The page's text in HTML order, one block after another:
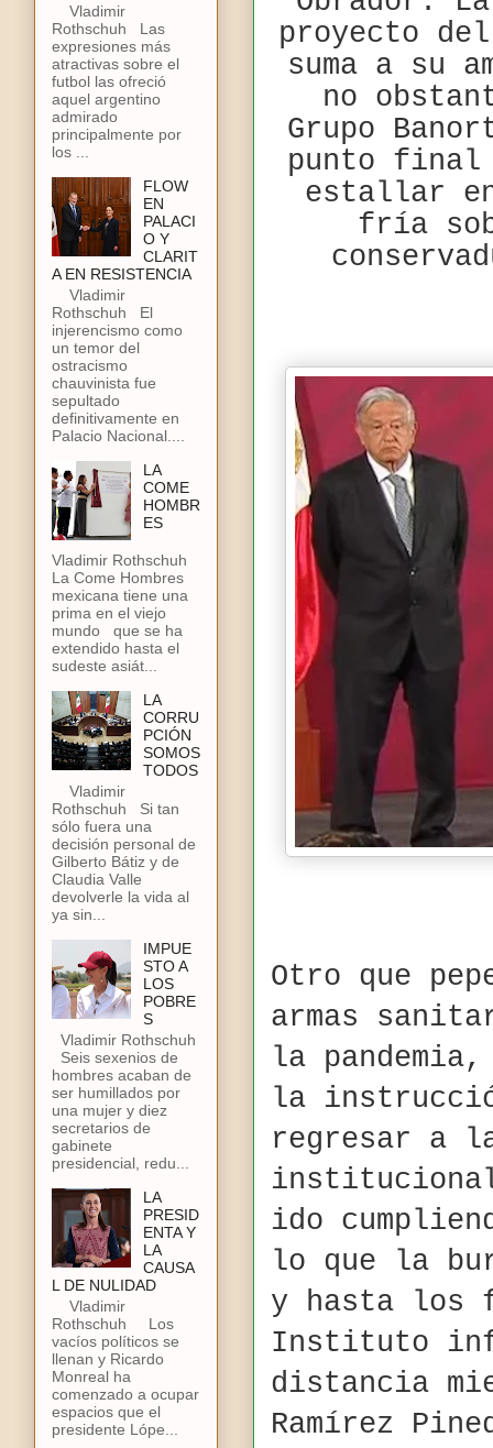
proyecto
suma a su
no
Grupo
punto final
estallar en
fría
Otro que
armas
la
la
regresar a
ido
lo que la
y hasta los
Instituto
distancia
Ramírez
Vladimir
Rothschuh Las
expresiones más
atractivas sobre el
futbol las ofreció
aquel argentino
admirado
principalmente por
los ...
FLOW
EN
PALACI
O Y
CLARIT
A EN RESISTENCIA
Vladimir
Rothschuh El
injerencismo como
un temor del
ostracismo
chauvinista fue
sepultado
definitivamente en
Palacio Nacional....
LA
COME
HOMBR
ES
Vladimir Rothschuh
La Come Hombres
mexicana tiene una
prima en el viejo
mundo que se ha
extendido hasta el
sudeste asiát...
LA
CORRU
PCIÓN
SOMOS
TODOS
Vladimir
Rothschuh Si tan
sólo fuera una
decisión personal de
Gilberto Bátiz y de
Claudia Valle
devolverle la vida al
ya sin...
IMPUE
STO A
LOS
POBRE
S
Vladimir Rothschuh
Seis sexenios de
hombres acaban de
ser humillados por
una mujer y diez
secretarios de
gabinete
presidencial, redu...
LA
PRESID
ENTA Y
LA
CAUSA
L DE NULIDAD
Vladimir
Rothschuh Los
vacíos políticos se
llenan y Ricardo
Monreal ha
comenzado a ocupar
espacios que el
presidente Lópe...